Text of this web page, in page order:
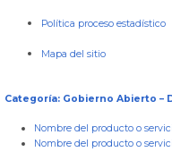
Política proceso estadístico
Mapa del sitio
Categoría: Gobierno Abierto –
Nombre del producto o
Nombre del producto o